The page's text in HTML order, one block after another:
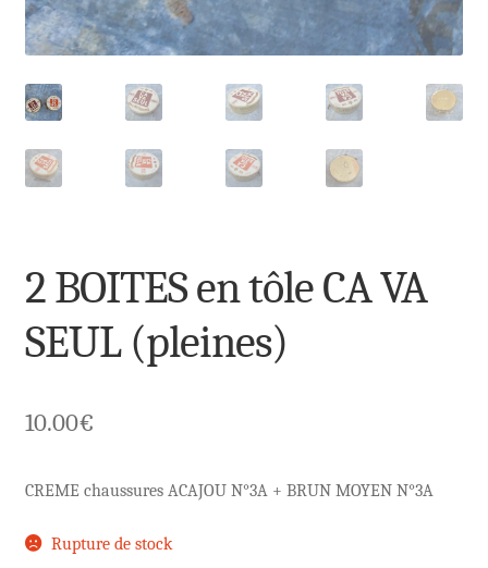
2 BOITES en tôle CA VA
SEUL (pleines)
10.00€
CREME chaussures ACAJOU N°3A + BRUN MOYEN N°3A
Rupture de stock